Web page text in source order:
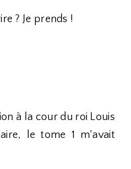
? Je prends !
à la cour du roi Louis
le tome 1 m'avait